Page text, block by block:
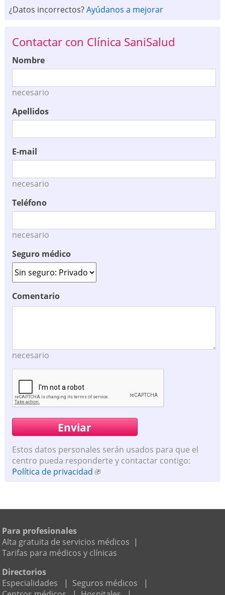
¿Datos incorrectos?Ayúdanos a mejorar
Contactar con Clínica SaniSalud
Nombre
necesario
Apellidos
E-mail
necesario
Teléfono
necesario
Seguro médico
Comentario
necesario
Estos datos personales serán usados para que el
centro pueda responderte y contactar contigo:
Política de privacidad
Para profesionales
Alta gratuita de servicios médicos |
Tarifas para médicos y clínicas
Directorios
Especialidades
| Seguros médicos
|